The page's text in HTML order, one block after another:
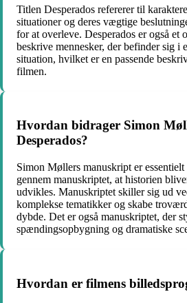
Titlen Desperados refererer til
situationer og deres vægtige
for at overleve. Desperados er også et
beskrive mennesker, der befinder sig i
situation, hvilket er en passende
filmen.
Hvordan bidrager Simon
Desperados?
Simon Møllers manuskript er
gennem manuskriptet, at historien
udvikles. Manuskriptet skiller sig ud
komplekse tematikker og skabe
dybde. Det er også manuskriptet, der
spændingsopbygning og dramatiske
Hvordan er filmens